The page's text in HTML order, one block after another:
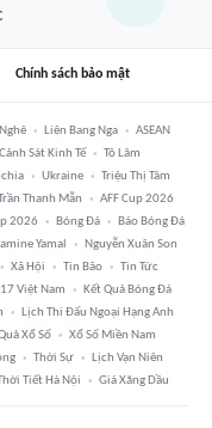
Chính sách bảo mật
Liên Bang Nga
ASEAN
Cảnh Sát Kinh Tế
Tô Lâm
Ukraine
Triệu Thị Tâm
Thanh Mẫn
AFF Cup 2026
2026 Bóng Đá
Báo Bóng Đá
Yamal
Nguyễn Xuân Son
Xã Hội Tin Bão
Tin Tức
Việt Nam
Kết Quả Bóng Đá
Lịch Thi Đấu Ngoại Hạng Anh
Xổ Số
Xổ Số Miền Nam
Thời Sự
Lịch Vạn Niên
Tiết Hà Nội Giá Xăng Dầu